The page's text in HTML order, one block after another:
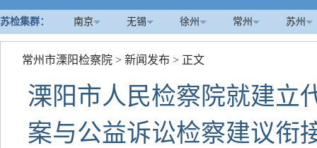
苏检集群： 南京 无锡 徐州 常州 苏州
常州市溧阳检察院 > 新闻发布 > 正文
溧阳市人民检察院就建立
案与公益诉讼检察建议衔